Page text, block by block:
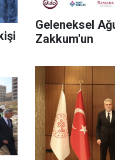
Geleneksel
Zakkum'un